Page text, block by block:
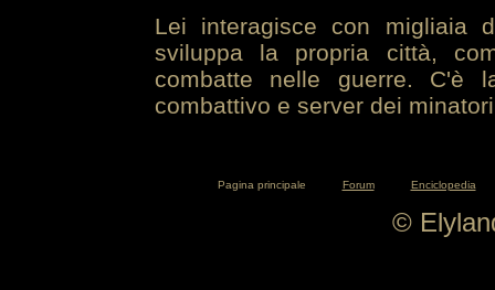
Lei interagisce con migliaia
sviluppa la propria città,
combatte nelle guerre. C'è
combattivo e server dei
Pagina principale Forum Enciclopedia
©